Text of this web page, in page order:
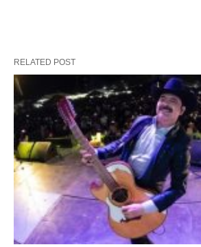
RELATED POST